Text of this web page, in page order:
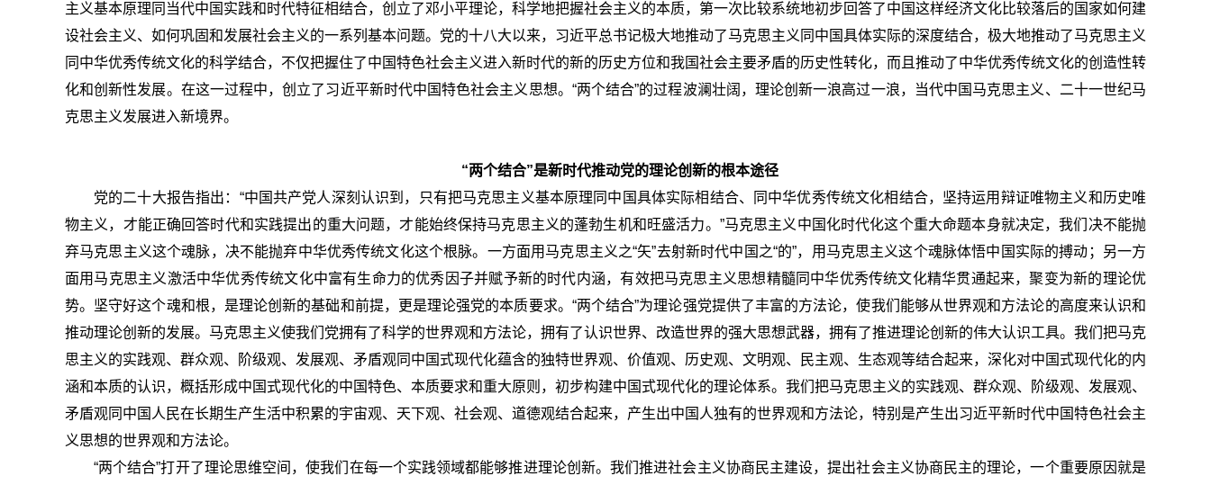
主义基本原理同当代中国实践和时代特征相结合，创立了邓小平理论，科学地把握社会主义的本质，第一次比较系统地初步回答了中国这样经济文化比较落后的国家如何建
设社会主义、如何巩固和发展社会主义的一系列基本问题。党的十八大以来，习近平总书记极大地推动了马克思主义同中国具体实际的深度结合，极大地推动了马克思主义
同中华优秀传统文化的科学结合，不仅把握住了中国特色社会主义进入新时代的新的历史方位和我国社会主要矛盾的历史性转化，而且推动了中华优秀传统文化的创造性转
化和创新性发展。在这一过程中，创立了习近平新时代中国特色社会主义思想。“两个结合”的过程波澜壮阔，理论创新一浪高过一浪，当代中国马克思主义、二十一世纪马
克思主义发展进入新境界。
“两个结合”是新时代推动党的理论创新的根本途径
党的二十大报告指出：“中国共产党人深刻认识到，只有把马克思主义基本原理同中国具体实际相结合、同中华优秀传统文化相结合，坚持运用辩证唯物主义和历史唯
物主义，才能正确回答时代和实践提出的重大问题，才能始终保持马克思主义的蓬勃生机和旺盛活力。”马克思主义中国化时代化这个重大命题本身就决定，我们决不能抛
弃马克思主义这个魂脉，决不能抛弃中华优秀传统文化这个根脉。一方面用马克思主义之“矢”去射新时代中国之“的”，用马克思主义这个魂脉体悟中国实际的搏动；另一方
面用马克思主义激活中华优秀传统文化中富有生命力的优秀因子并赋予新的时代内涵，有效把马克思主义思想精髓同中华优秀传统文化精华贯通起来，聚变为新的理论优
势。坚守好这个魂和根，是理论创新的基础和前提，更是理论强党的本质要求。“两个结合”为理论强党提供了丰富的方法论，使我们能够从世界观和方法论的高度来认识和
推动理论创新的发展。马克思主义使我们党拥有了科学的世界观和方法论，拥有了认识世界、改造世界的强大思想武器，拥有了推进理论创新的伟大认识工具。我们把马克
思主义的实践观、群众观、阶级观、发展观、矛盾观同中国式现代化蕴含的独特世界观、价值观、历史观、文明观、民主观、生态观等结合起来，深化对中国式现代化的内
涵和本质的认识，概括形成中国式现代化的中国特色、本质要求和重大原则，初步构建中国式现代化的理论体系。我们把马克思主义的实践观、群众观、阶级观、发展观、
矛盾观同中国人民在长期生产生活中积累的宇宙观、天下观、社会观、道德观结合起来，产生出中国人独有的世界观和方法论，特别是产生出习近平新时代中国特色社会主
义思想的世界观和方法论。
“两个结合”打开了理论思维空间，使我们在每一个实践领域都能够推进理论创新。我们推进社会主义协商民主建设，提出社会主义协商民主的理论，一个重要原因就是